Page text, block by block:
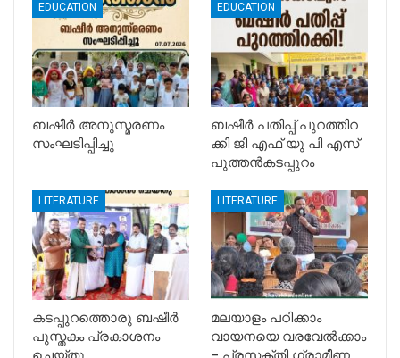
EDUCATION
ബഷീർ അനുസ്മരണം
സംഘടിപ്പിച്ചു
EDUCATION
ബഷീർ പതിപ്പ് പുറത്തിറ
ക്കി ജി എഫ് യു പി എസ്
പുത്തൻകടപ്പുറം
LITERATURE
കടപ്പുറത്തൊരു ബഷീർ
പുസ്തകം പ്രകാശനം
LITERATURE
മലയാളം പഠിക്കാം
വായനയെ വരവേൽക്കാം